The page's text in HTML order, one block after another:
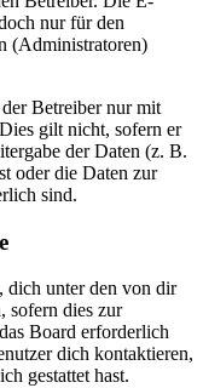
nur für den
(Administratoren)
Betreiber nur mit
gilt nicht, sofern er
der Daten (z. B.
oder die Daten zur
sind.
dich unter den von dir
sofern dies zur
Board erforderlich
dich kontaktieren,
gestattet hast.